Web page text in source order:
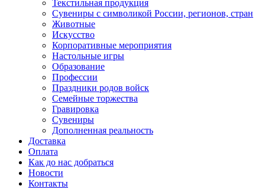
Текстильная продукция
Сувениры с символикой России, регионов, стран
Животные
Искусство
Корпоративные мероприятия
Настольные игры
Образование
Профессии
Праздники родов войск
Семейные торжества
Гравировка
Сувениры
Дополненная реальность
Доставка
Оплата
Как до нас добраться
Новости
Контакты